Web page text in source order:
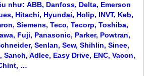
như: ABB, Danfoss, Delta, Emerson
Hitachi, Hyundai, Holip, INVT, Keb,
Siemens, Teco, Tecorp, Toshiba,
Fuji, Panasonic, Parker, Powtran,
Senlan, Sew, Shihlin, Sinee,
Adlee, Easy Drive, ENC, Vacon,
…